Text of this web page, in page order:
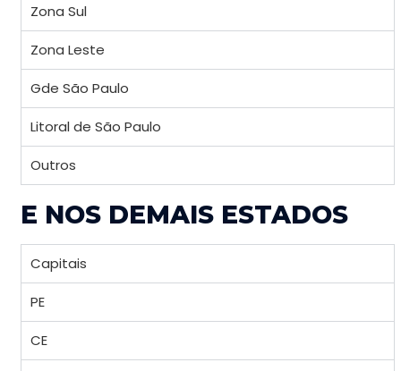
Zona Sul
Zona Leste
Gde São Paulo
Litoral de São Paulo
Outros
E NOS DEMAIS ESTADOS
Capitais
PE
CE